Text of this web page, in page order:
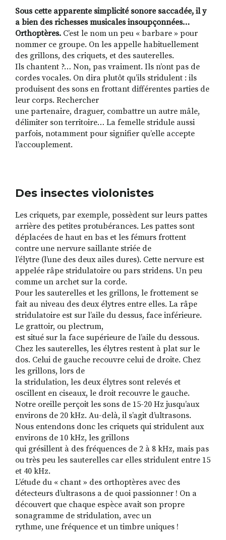
Sous cette apparente simplicité sonore saccadée, il y
a bien des richesses musicales insoupçonnées…
Orthoptères. C’est le nom un peu « barbare » pour
nommer ce groupe. On les appelle habituellement
des grillons, des criquets, et des sauterelles.
Ils chantent ?… Non, pas vraiment. Ils n’ont pas de
cordes vocales. On dira plutôt qu’ils stridulent : ils
produisent des sons en frottant différentes parties de
leur corps. Rechercher
une partenaire, draguer, combattre un autre mâle,
délimiter son territoire… La femelle stridule aussi
parfois, notamment pour signifier qu’elle accepte
l’accouplement.
Des insectes violonistes
Les criquets, par exemple, possèdent sur leurs pattes
arrière des petites protubérances. Les pattes sont
déplacées de haut en bas et les fémurs frottent
contre une nervure saillante striée de
l’élytre (l’une des deux ailes dures). Cette nervure est
appelée râpe stridulatoire ou pars stridens. Un peu
comme un archet sur la corde.
Pour les sauterelles et les grillons, le frottement se
fait au niveau des deux élytres entre elles. La râpe
stridulatoire est sur l’aile du dessus, face inférieure.
Le grattoir, ou plectrum,
est situé sur la face supérieure de l’aile du dessous.
Chez les sauterelles, les élytres restent à plat sur le
dos. Celui de gauche recouvre celui de droite. Chez
les grillons, lors de
la stridulation, les deux élytres sont relevés et
oscillent en ciseaux, le droit recouvre le gauche.
Notre oreille perçoit les sons de 15-20 Hz jusqu’aux
environs de 20 kHz. Au-delà, il s’agit d’ultrasons.
Nous entendons donc les criquets qui stridulent aux
environs de 10 kHz, les grillons
qui grésillent à des fréquences de 2 à 8 kHz, mais pas
ou très peu les sauterelles car elles stridulent entre 15
et 40 kHz.
L’étude du « chant » des orthoptères avec des
détecteurs d’ultrasons a de quoi passionner ! On a
découvert que chaque espèce avait son propre
sonagramme de stridulation, avec un
rythme, une fréquence et un timbre uniques !